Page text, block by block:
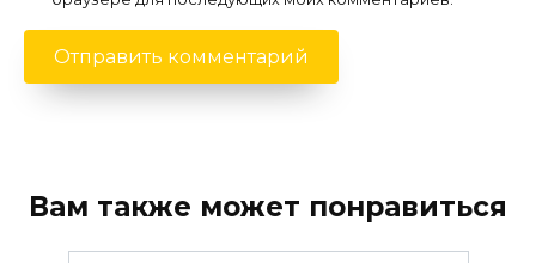
Вам также может понравиться